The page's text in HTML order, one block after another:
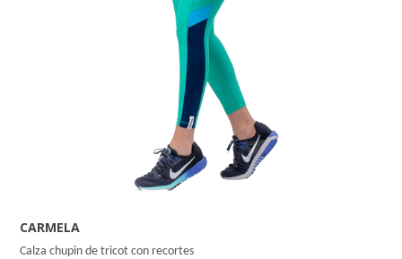
CARMELA
Calza chupin de tricot con recortes